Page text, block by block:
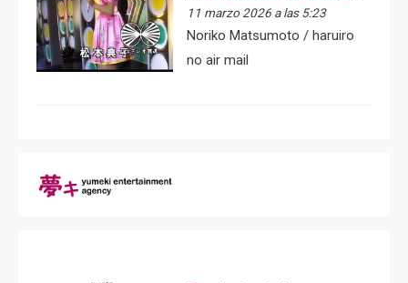
11 marzo 2026 a las 5:23
Noriko Matsumoto / haruiro
no air mail